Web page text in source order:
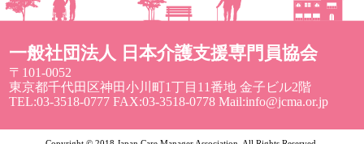
一般社団法人 日本介護支援専門員協会
〒101-0052
東京都千代田区神田小川町1丁目11番地 金子ビル2階
TEL:03-3518-0777 FAX:03-3518-0778 Mail:info@jcma.or.jp